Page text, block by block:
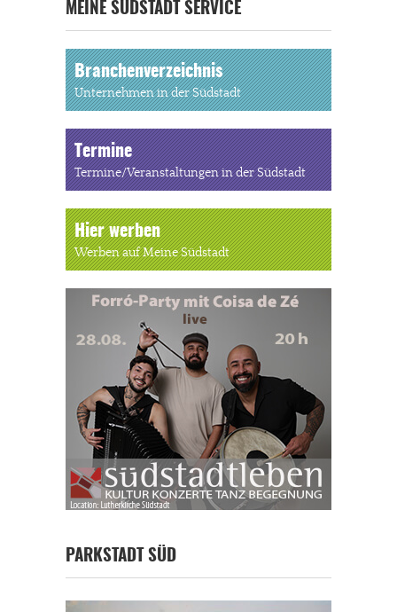
MEINE SÜDSTADT SERVICE
Branchenverzeichnis
Unternehmen in der Südstadt
Termine
Termine/Veranstaltungen in der Südstadt
Hier werben
Werben auf Meine Südstadt
PARKSTADT SÜD